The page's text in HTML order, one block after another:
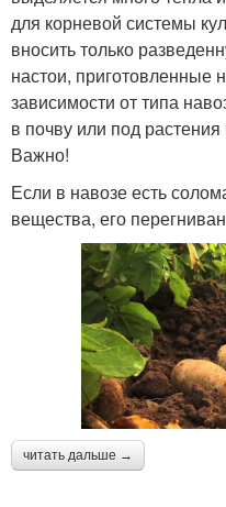
для корневой системы
вносить только
настои, приготовленные
зависимости от типа
в почву или под
Важно!
Если в навозе есть
вещества, его
читать дальше →